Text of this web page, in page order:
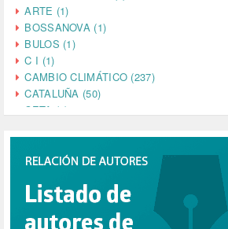
ARTE (1)
BOSSANOVA (1)
BULOS (1)
C I (1)
CAMBIO CLIMÁTICO (237)
CATALUÑA (50)
CETA (2)
CINE (35)
COMPROMISO (2)
CONFERENCIA (1)
CONSUMO (1)